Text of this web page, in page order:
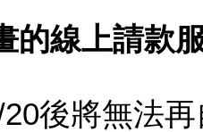
的線上請款
後將無法